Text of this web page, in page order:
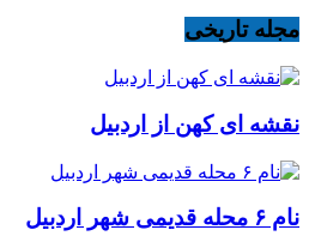
مجله تاریخی
نقشه ای کهن از اردبیل
نام ۶ محله قدیمی شهر اردبیل